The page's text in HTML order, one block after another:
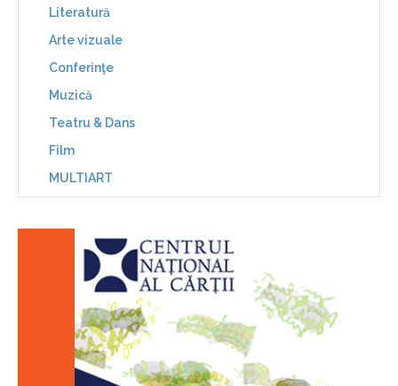
Literatură
Arte vizuale
Conferinţe
Muzică
Teatru & Dans
Film
MULTIART